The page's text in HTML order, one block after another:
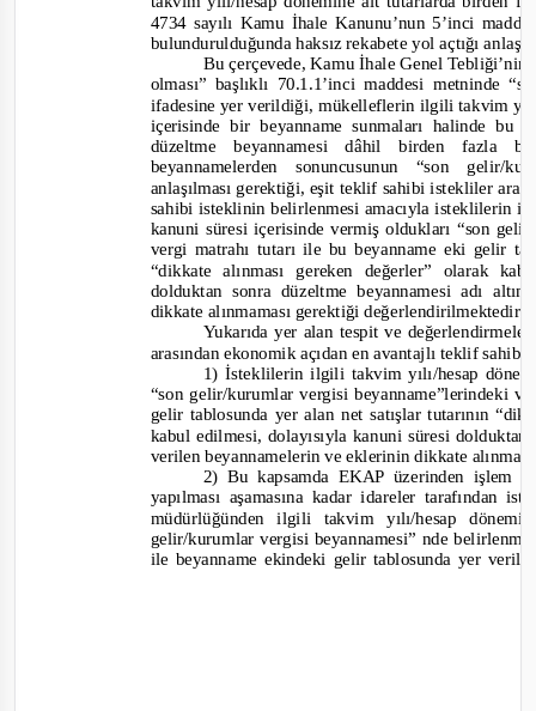
4734 sayılı Kamu İhale Kanunu’nun 5’inci
bulundurulduğunda haksız rekabete yol açtığı
Bu çerçevede, Kamu İhale Genel
olması” başlıklı 70.1.1’inci maddesi metninde
ifadesine yer verildiği, mükelleflerin ilgili takvim
içerisinde bir beyanname sunmaları halinde
düzeltme beyannamesi dâhil birden fazla
beyannamelerden sonuncusunun “son
anlaşılması gerektiği, eşit teklif sahibi istekliler
sahibi isteklinin belirlenmesi amacıyla isteklilerin
kanuni süresi içerisinde vermiş oldukları “son
vergi matrahı tutarı ile bu beyanname eki gelir
“dikkate alınması gereken değerler” olarak
dolduktan sonra düzeltme beyannamesi adı
dikkate alınmaması gerektiği değerlendirilmektedir.
Yukarıda yer alan tespit ve
arasından ekonomik açıdan en avantajlı teklif
1) İsteklilerin ilgili takvim yılı/hesap
“son gelir/kurumlar vergisi beyanname”lerindeki
gelir tablosunda yer alan net satışlar tutarının
kabul edilmesi, dolayısıyla kanuni süresi
verilen beyannamelerin ve eklerinin dikkate
2) Bu kapsamda EKAP üzerinden işlem
yapılması aşamasına kadar idareler tarafından
müdürlüğünden ilgili takvim yılı/hesap
gelir/kurumlar vergisi beyannamesi” nde
ile beyanname ekindeki gelir tablosunda yer